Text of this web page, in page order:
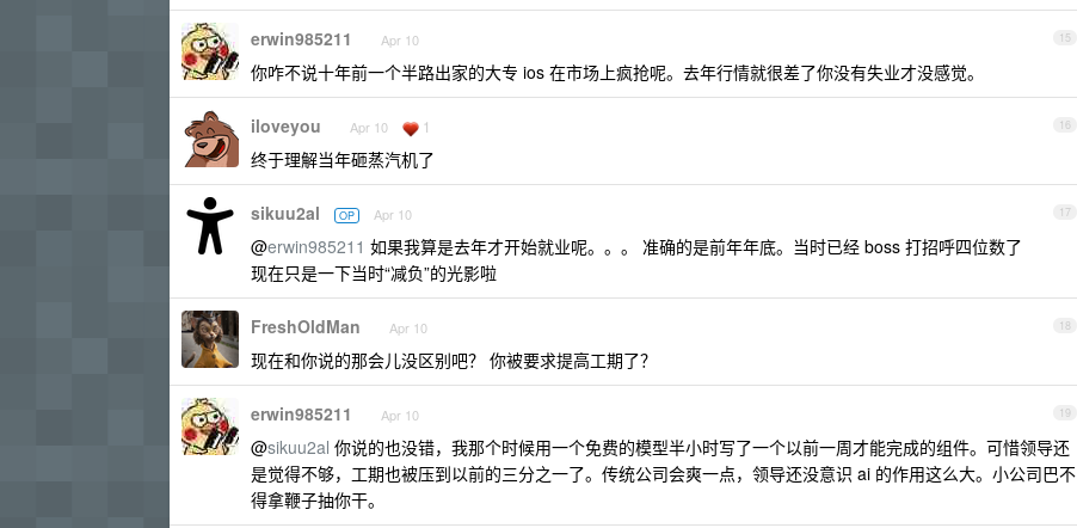
15
erwin985211 Apr 10
你咋不说十年前一个半路出家的大专 ios 在市场上疯抢呢。去年行情就很差了你没有失业才没感觉。
16
iloveyou Apr 10 1
终于理解当年砸蒸汽机了
17
sikuu2al OP Apr 10
@erwin985211 如果我算是去年才开始就业呢。。。 准确的是前年年底。当时已经 boss 打招呼四位数了
现在只是一下当时“减负”的光影啦
18
FreshOldMan Apr 10
现在和你说的那会儿没区别吧？ 你被要求提高工期了？
19
erwin985211 Apr 10
@sikuu2al 你说的也没错，我那个时候用一个免费的模型半小时写了一个以前一周才能完成的组件。可惜领导还
是觉得不够，工期也被压到以前的三分之一了。传统公司会爽一点，领导还没意识 ai 的作用这么大。小公司巴不
得拿鞭子抽你干。